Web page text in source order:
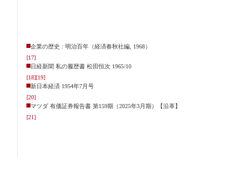
企業の歴史 : 明治百年（経済春秋社編, 1968）
[17]
日経新聞 私の履歴書 松田恒次 1965/10
[18][19]
新日本経済 1954年7月号
[20]
マツダ 有価証券報告書 第159期（2025年3月期）【沿革】
[21]